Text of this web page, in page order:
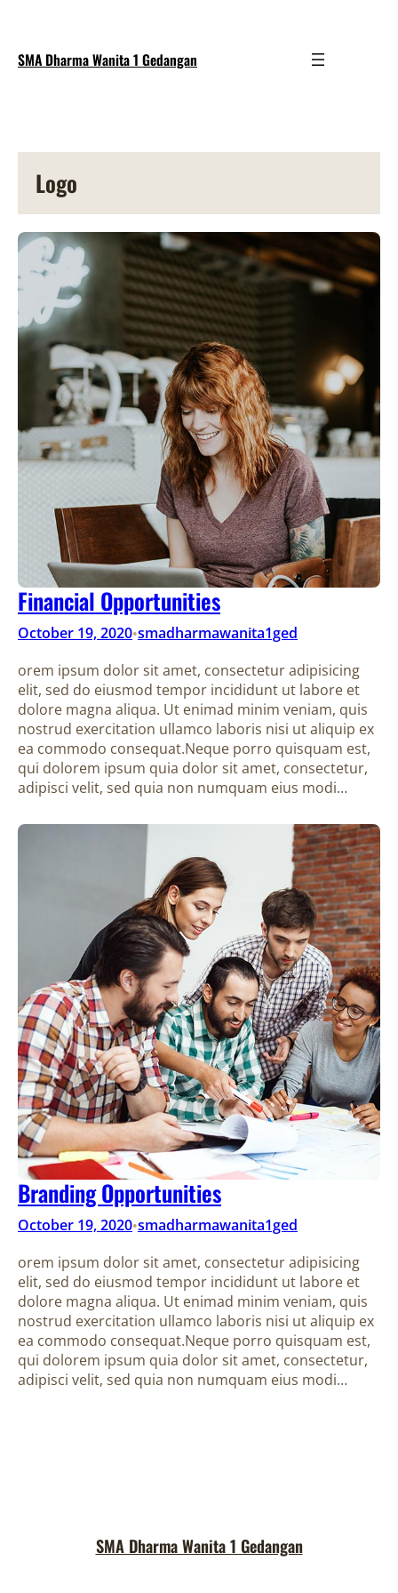
SMA Dharma Wanita 1 Gedangan
Logo
Financial Opportunities
October 19, 2020•smadharmawanita1ged
orem ipsum dolor sit amet, consectetur adipisicing
elit, sed do eiusmod tempor incididunt ut labore et
dolore magna aliqua. Ut enimad minim veniam, quis
nostrud exercitation ullamco laboris nisi ut aliquip ex
ea commodo consequat.Neque porro quisquam est,
qui dolorem ipsum quia dolor sit amet, consectetur,
adipisci velit, sed quia non numquam eius modi…
Branding Opportunities
October 19, 2020•smadharmawanita1ged
orem ipsum dolor sit amet, consectetur adipisicing
elit, sed do eiusmod tempor incididunt ut labore et
dolore magna aliqua. Ut enimad minim veniam, quis
nostrud exercitation ullamco laboris nisi ut aliquip ex
ea commodo consequat.Neque porro quisquam est,
qui dolorem ipsum quia dolor sit amet, consectetur,
adipisci velit, sed quia non numquam eius modi…
SMA Dharma Wanita 1 Gedangan